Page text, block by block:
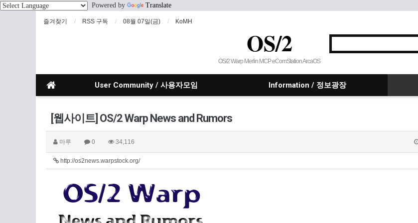
Powered by Translate
즐겨찾기 RSS 구독 08월 07일(금) KoMH
OS/2
OS/2 Warp Merlin MCP eComStation ArcaOS
User Community / 사용자모임 Information / 정보광장
[웹사이트] OS/2 Warp News and Rumors
마루 0 34,116
http://os2news.warpstock.org/